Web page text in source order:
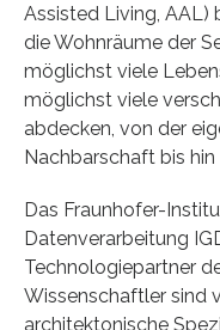
Assisted Living, AAL)
die Wohnräume der
möglichst viele
möglichst viele
abdecken, von der
Nachbarschaft bis
Das Fraunhofer-
Datenverarbeitung
Technologiepartner
Wissenschaftler sind
architektonische